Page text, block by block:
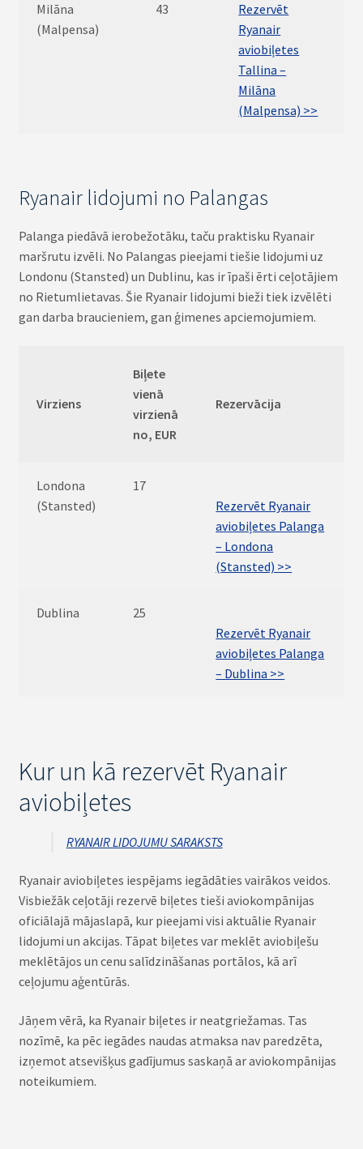
Milāna
(Malpensa)
43
Rezervēt
Ryanair
aviobiļetes
Tallina –
Milāna
(Malpensa) >>
Ryanair lidojumi no Palangas
Palanga piedāvā ierobežotāku, taču praktisku Ryanair
maršrutu izvēli. No Palangas pieejami tiešie lidojumi uz
Londonu (Stansted) un Dublinu, kas ir īpaši ērti ceļotājiem
no Rietumlietavas. Šie Ryanair lidojumi bieži tiek izvēlēti
gan darba braucieniem, gan ģimenes apciemojumiem.
Virziens
Biļete
vienā
virzienā
no, EUR
Rezervācija
Londona
(Stansted)
17
Rezervēt Ryanair
aviobiļetes Palanga
– Londona
(Stansted) >>
Dublina
25
Rezervēt Ryanair
aviobiļetes Palanga
– Dublina >>
Kur un kā rezervēt Ryanair
aviobiļetes
RYANAIR LIDOJUMU SARAKSTS
Ryanair aviobiļetes iespējams iegādāties vairākos veidos.
Visbiežāk ceļotāji rezervē biļetes tieši aviokompānijas
oficiālajā mājaslapā, kur pieejami visi aktuālie Ryanair
lidojumi un akcijas. Tāpat biļetes var meklēt aviobiļešu
meklētājos un cenu salīdzināšanas portālos, kā arī
ceļojumu aģentūrās.
Jāņem vērā, ka Ryanair biļetes ir neatgriežamas. Tas
nozīmē, ka pēc iegādes naudas atmaksa nav paredzēta,
izņemot atsevišķus gadījumus saskaņā ar aviokompānijas
noteikumiem.